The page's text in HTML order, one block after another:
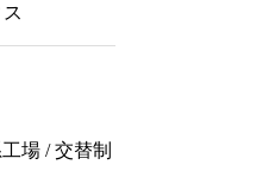
場 / 交替制